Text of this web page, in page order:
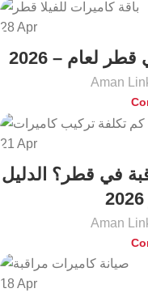
28 Apr
لعام – 2026
Aman
21 Apr
في قطر؟ الدليل
Aman
18 Apr